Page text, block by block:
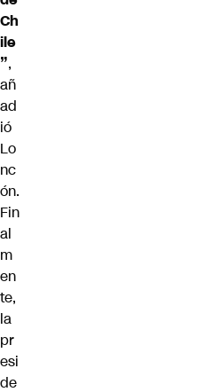
Ch
ile
”,
añ
ad
ió
Lo
nc
ón.
Fin
al
m
en
te,
la
pr
esi
de